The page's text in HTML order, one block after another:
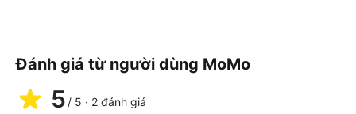
Đánh giá từ người dùng MoMo
5 / 5 · 2 đánh giá